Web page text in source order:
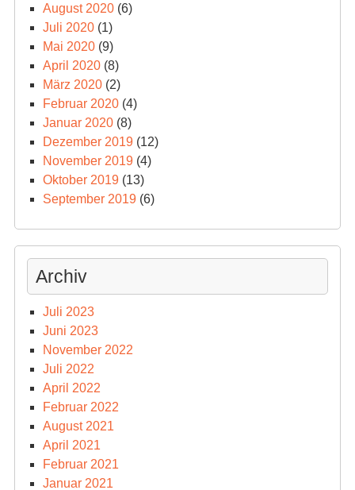
August 2020(6)
Juli 2020(1)
Mai 2020(9)
April 2020(8)
März 2020(2)
Februar 2020(4)
Januar 2020(8)
Dezember 2019(12)
November 2019(4)
Oktober 2019(13)
September 2019(6)
Archiv
Juli 2023
Juni 2023
November 2022
Juli 2022
April 2022
Februar 2022
August 2021
April 2021
Februar 2021
Januar 2021